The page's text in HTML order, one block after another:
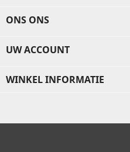
ONS ONS
UW ACCOUNT
WINKEL INFORMATIE